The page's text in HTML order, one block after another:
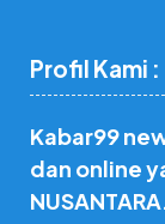
Profil Kami :
Kabar99
dan online